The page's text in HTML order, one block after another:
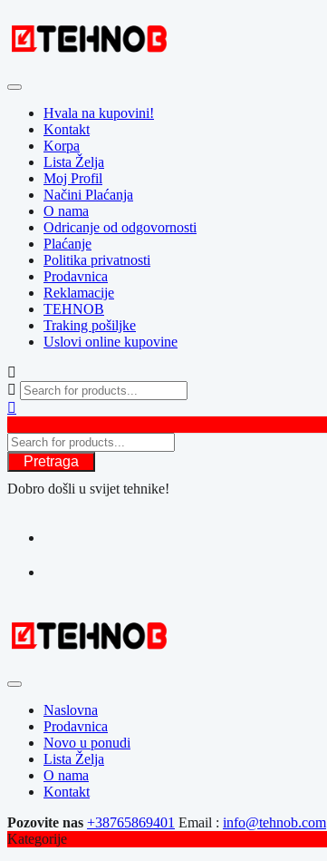
to
content
Hvala na kupovini!
Kontakt
Korpa
Lista Želja
Moj Profil
Načini Plaćanja
O nama
Odricanje od odgovornosti
Plaćanje
Politika privatnosti
Prodavnica
Reklamacije
TEHNOB
Traking pošiljke
Uslovi online kupovine
Pretraga
Dobro došli u svijet tehnike!
Naslovna
Prodavnica
Novo u ponudi
Lista Želja
O nama
Kontakt
Pozovite nas +38765869401 Email : info@tehnob.com
Kategorije